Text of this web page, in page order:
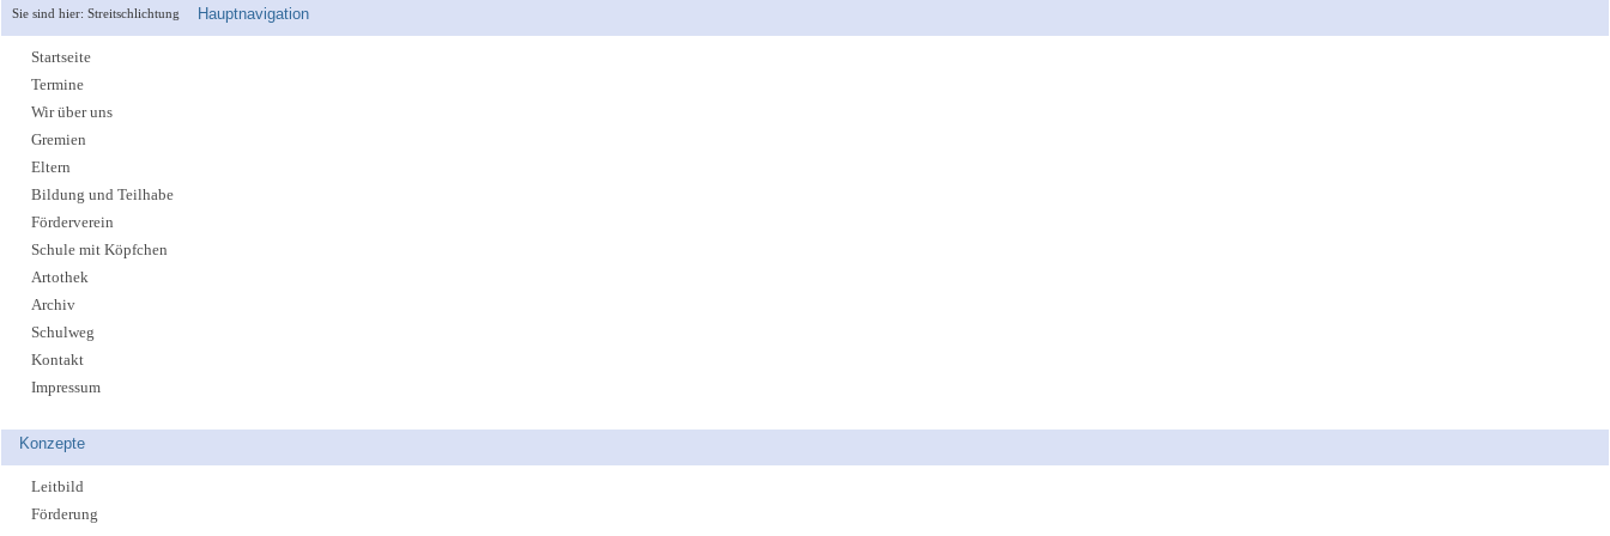
Sie sind hier: Streitschlichtung Hauptnavigation
Startseite
Termine
Wir über uns
Gremien
Eltern
Bildung und Teilhabe
Förderverein
Schule mit Köpfchen
Artothek
Archiv
Schulweg
Kontakt
Impressum
Konzepte
Leitbild
Förderung